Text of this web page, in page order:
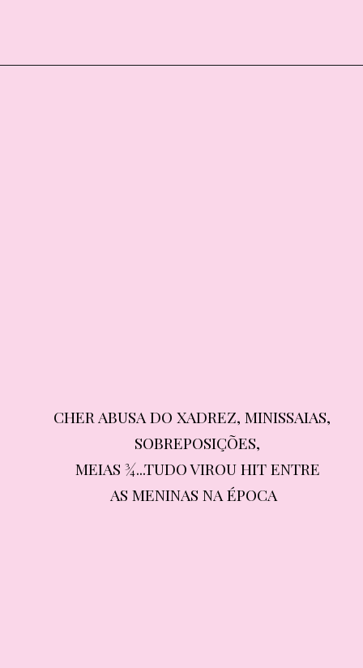
CHER ABUSA DO XADREZ, MINISSAIAS,
SOBREPOSIÇÕES,
MEIAS ¾...TUDO VIROU HIT ENTRE
AS MENINAS NA ÉPOCA
CHER ABUSA DO XADREZ, MINISSAIAS,
SOBREPOSIÇÕES,
MEIAS ¾...TUDO VIROU HIT ENTRE
AS MENINAS NA ÉPOCA